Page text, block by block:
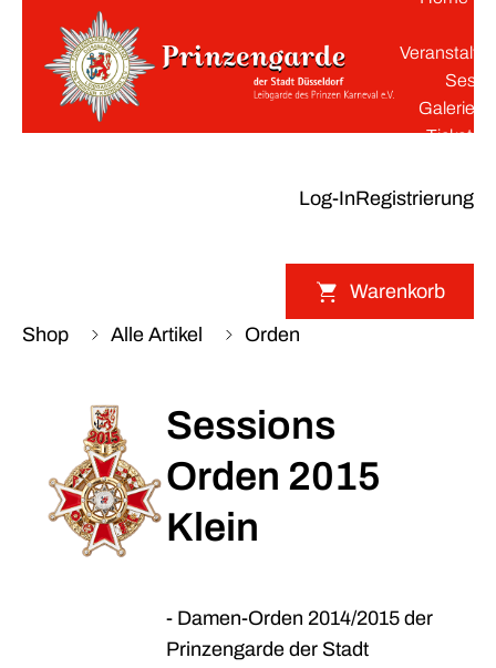
Galerie
Tickets
Log-InRegistrierung
Shop Alle Artikel Orden
Warenkorb
Sessions
Orden 2015
Klein
- Damen-Orden 2014/2015 der
Prinzengarde der Stadt